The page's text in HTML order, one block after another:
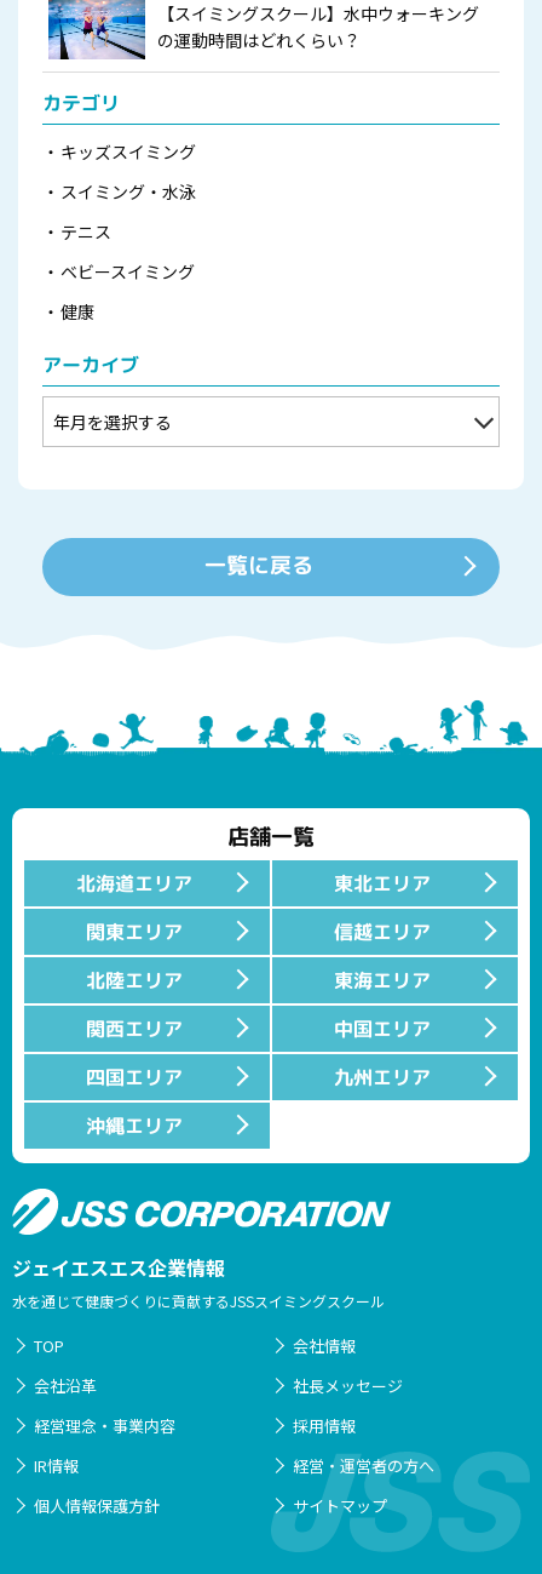
【スイミングスクール】水中ウォーキング
の運動時間はどれくらい？
カテゴリ
キッズスイミング
スイミング・水泳
テニス
ベビースイミング
健康
アーカイブ
一覧に戻る
店舗一覧
北海道エリア
東北エリア
関東エリア
信越エリア
北陸エリア
東海エリア
関西エリア
中国エリア
四国エリア
九州エリア
沖縄エリア
ジェイエスエス企業情報
水を通じて健康づくりに貢献するJSSスイミングスクール
TOP
会社情報
会社沿革
社長メッセージ
経営理念・事業内容
採用情報
IR情報
経営・運営者の方へ
個人情報保護方針
サイトマップ